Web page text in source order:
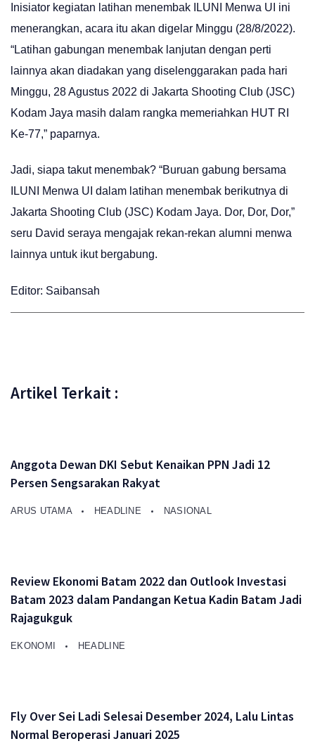
Inisiator kegiatan latihan menembak ILUNI Menwa UI ini
menerangkan, acara itu akan digelar Minggu (28/8/2022).
“Latihan gabungan menembak lanjutan dengan perti
lainnya akan diadakan yang diselenggarakan pada hari
Minggu, 28 Agustus 2022 di Jakarta Shooting Club (JSC)
Kodam Jaya masih dalam rangka memeriahkan HUT RI
Ke-77,” paparnya.
Jadi, siapa takut menembak? “Buruan gabung bersama
ILUNI Menwa UI dalam latihan menembak berikutnya di
Jakarta Shooting Club (JSC) Kodam Jaya. Dor, Dor, Dor,”
seru David seraya mengajak rekan-rekan alumni menwa
lainnya untuk ikut bergabung.
Editor: Saibansah
Artikel Terkait :
Anggota Dewan DKI Sebut Kenaikan PPN Jadi 12
Persen Sengsarakan Rakyat
ARUS UTAMA HEADLINE NASIONAL
Review Ekonomi Batam 2022 dan Outlook Investasi
Batam 2023 dalam Pandangan Ketua Kadin Batam Jadi
Rajagukguk
EKONOMI HEADLINE
Fly Over Sei Ladi Selesai Desember 2024, Lalu Lintas
Normal Beroperasi Januari 2025